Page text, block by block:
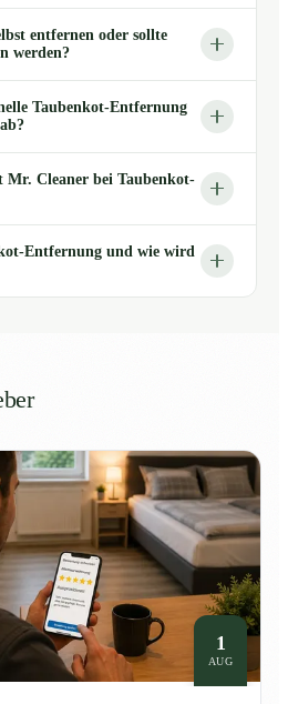
entfernen oder sollte
werden?
Taubenkot-Entfernung
Mr. Cleaner bei Taubenkot-
Entfernung und wie wird
1
AUG